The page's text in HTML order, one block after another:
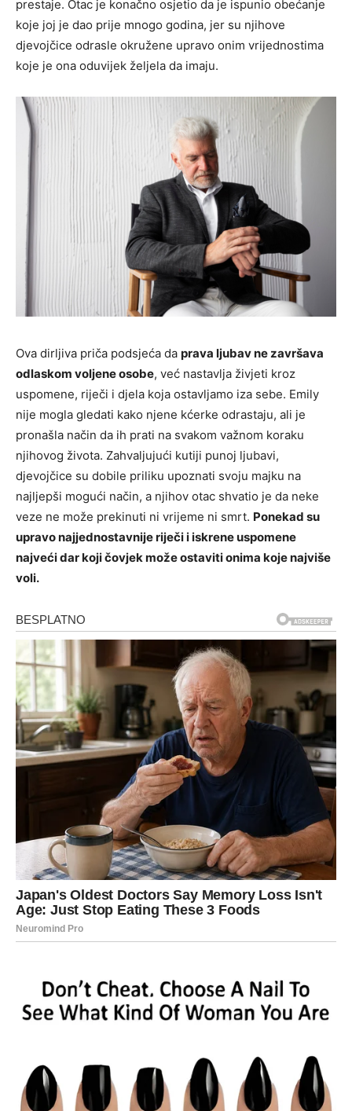
prestaje. Otac je konačno osjetio da je ispunio obećanje
koje joj je dao prije mnogo godina, jer su njihove
djevojčice odrasle okružene upravo onim vrijednostima
koje je ona oduvijek željela da imaju.
Ova dirljiva priča podsjeća da prava ljubav ne završava
odlaskom voljene osobe, već nastavlja živjeti kroz
uspomene, riječi i djela koja ostavljamo iza sebe. Emily
nije mogla gledati kako njene kćerke odrastaju, ali je
pronašla način da ih prati na svakom važnom koraku
njihovog života. Zahvaljujući kutiji punoj ljubavi,
djevojčice su dobile priliku upoznati svoju majku na
najljepši mogući način, a njihov otac shvatio je da neke
veze ne može prekinuti ni vrijeme ni smrt. Ponekad su
upravo najjednostavnije riječi i iskrene uspomene
najveći dar koji čovjek može ostaviti onima koje najviše
voli.